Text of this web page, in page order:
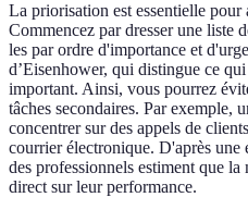
La priorisation est essentielle
Commencez par dresser une liste
les par ordre d'importance et
d’Eisenhower, qui distingue ce
important. Ainsi, vous pourrez
tâches secondaires. Par exemple,
concentrer sur des appels de
courrier électronique. D'après une
des professionnels estiment que
direct sur leur performance.